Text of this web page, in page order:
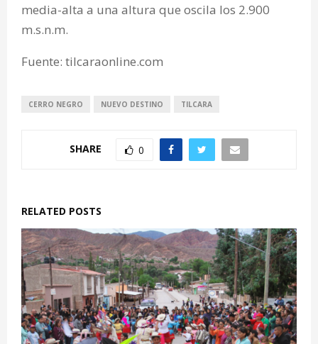
media-alta a una altura que oscila los 2.900
m.s.n.m.
Fuente: tilcaraonline.com
CERRO NEGRO NUEVO DESTINO TILCARA
SHARE 0
RELATED POSTS